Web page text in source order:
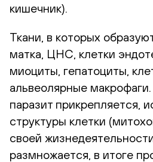
кишечник).
Ткани, в которых
матка, ЦНС, клетки
миоциты, гепатоциты,
альвеолярные
паразит прикрепляется,
структуры клетки
своей
размножается, в итоге